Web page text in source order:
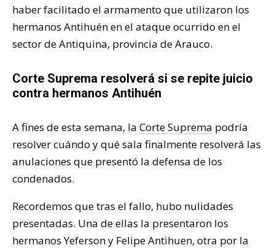
haber facilitado el armamento que utilizaron los
hermanos Antihuén en el ataque ocurrido en el
sector de Antiquina, provincia de Arauco.
Corte Suprema resolverá si se repite juicio
contra hermanos Antihuén
A fines de esta semana, la Corte Suprema podría
resolver cuándo y qué sala finalmente resolverá las
anulaciones que presentó la defensa de los
condenados.
Recordemos que tras el fallo, hubo nulidades
presentadas. Una de ellas la presentaron los
hermanos Yeferson y Felipe Antihuen, otra por la